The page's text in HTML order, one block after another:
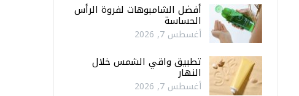
أفضل الشامبوهات لفروة الرأس
الحساسة
أغسطس 7, 2026
تطبيق واقي الشمس خلال
النهار
أغسطس 7, 2026